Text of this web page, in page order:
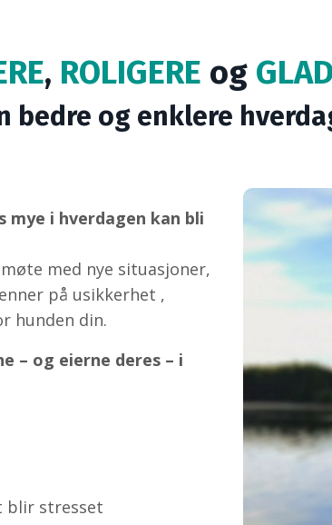
, ROLIGERE og
bedre og enklere
mye i hverdagen kan bli
med nye situasjoner,
på usikkerhet ,
hunden din.
– og eierne deres – i
blir stresset